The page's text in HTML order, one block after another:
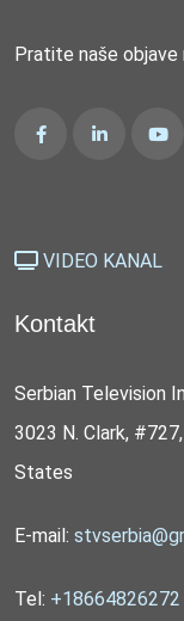
Pratite naše
VIDEO KANAL
Kontakt
Serbian Television
3023 N. Clark,
States
E-mail:
Tel: +18664826272